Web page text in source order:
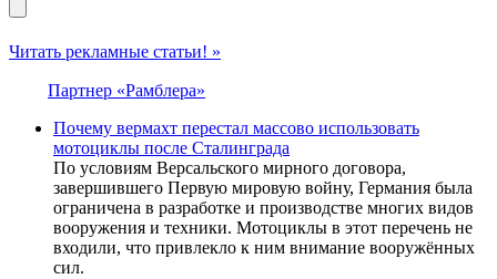
Читать рекламные статьи! »
Партнер «Рамблера»
Почему вермахт перестал массово использовать
мотоциклы после Сталинграда
По условиям Версальского мирного договора,
завершившего Первую мировую войну, Германия была
ограничена в разработке и производстве многих видов
вооружения и техники. Мотоциклы в этот перечень не
входили, что привлекло к ним внимание вооружённых
сил.